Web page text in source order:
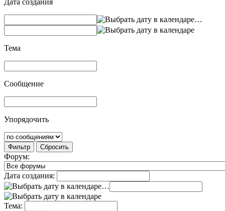
…
Тема
Сообщение
Упорядочить
Фильтр Сбросить
Форум:
Дата создания:
…
Тема: